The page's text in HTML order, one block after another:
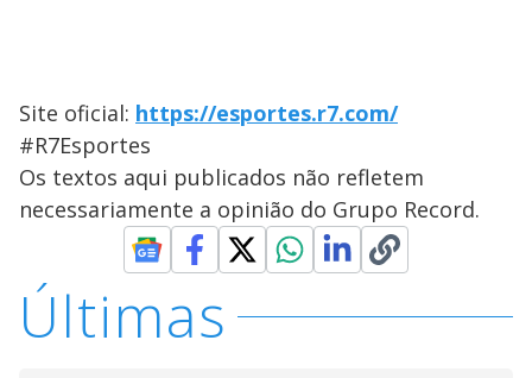
Site oficial: https://esportes.r7.com/
#R7Esportes
Os textos aqui publicados não refletem
necessariamente a opinião do Grupo Record.
Últimas